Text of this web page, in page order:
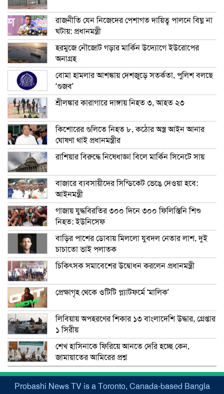
রাজনীতি যেন নিজেদের পেশাগত দায়িত্ব পালনে বিঘ্ন না
ঘটায়: প্রধানমন্ত্রী
হরমুজে নৌজোট গড়ার মার্কিন উদ্যোগে ইউরোপের
অনাগ্রহ
বোমা হামলার আশঙ্কায় দেশজুড়ে সতর্কতা, পুলিশ বলছে
‘গুজব’
শ্রীলঙ্কার কারাগারে দাঙ্গায় নিহত ৩, আহত ২৩
কিশোরের গুলিতে নিহত ৮, কঠোর অস্ত্র আইন আনার
ঘোষণা থাই প্রধানমন্ত্রীর
রাশিয়ার বিরুদ্ধে নিষেধাজ্ঞা বিলে মার্কিন সিনেটে সায়
বাজারে ব্যবসায়ীদের সিন্ডিকেট ভেঙে দেওয়া হবে:
আইনমন্ত্রী
গাজায় যুদ্ধবিরতির ৩০০ দিনে ৩০০ ফিলিস্তিনি শিশু
নিহত: ইউনিসেফ
বাড়ির পাশের ডোবায় মিললো যুবদল নেতার লাশ, দুই
চাচাতো ভাই পলাতক
চিকিৎসক সমাবেশের উদ্বোধন করলেন প্রধানমন্ত্রী
প্রেক্ষাগৃহ থেকে ওটিটি প্ল্যাটফর্মে ‘মালিক’
লিবিয়ায় অপহরণের শিকার ১৩ বাংলাদেশি উদ্ধার, গ্রেপ্তার
১ সিরীয়
শেখ হাসিনাকে ফিরিয়ে আনতে দেরি হচ্ছে কেন,
জামায়াতের আমিরের প্রশ্ন
Probashi News TV is a Toronto, Canada-based Bangla